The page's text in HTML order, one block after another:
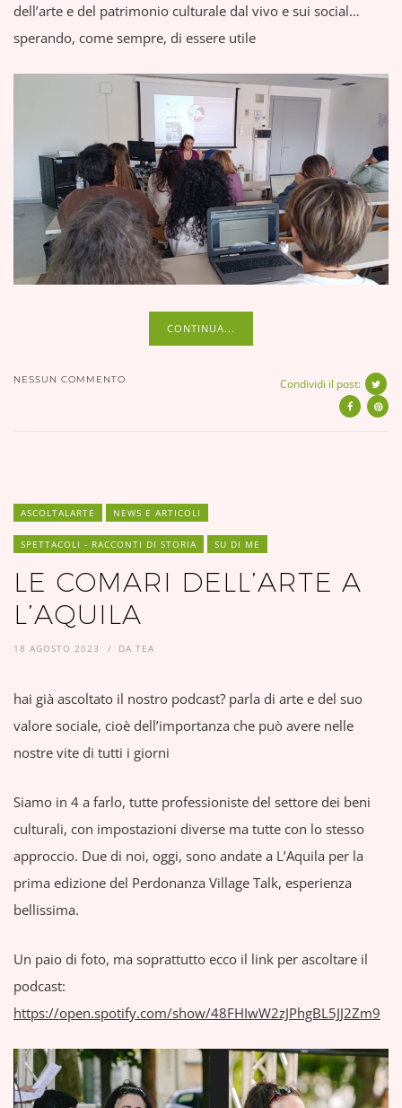
dell’arte e del patrimonio culturale dal vivo e sui social…
sperando, come sempre, di essere utile
CONTINUA...
NESSUN COMMENTO Condividi il post:
ASCOLTALARTE NEWS E ARTICOLI
SPETTACOLI - RACCONTI DI STORIA SU DI ME
LE COMARI DELL’ARTE A
L’AQUILA
18 AGOSTO 2023 DA TEA
hai già ascoltato il nostro podcast? parla di arte e del suo
valore sociale, cioè dell’importanza che può avere nelle
nostre vite di tutti i giorni
Siamo in 4 a farlo, tutte professioniste del settore dei beni
culturali, con impostazioni diverse ma tutte con lo stesso
approccio. Due di noi, oggi, sono andate a L’Aquila per la
prima edizione del Perdonanza Village Talk, esperienza
bellissima.
Un paio di foto, ma soprattutto ecco il link per ascoltare il
podcast:
https://open.spotify.com/show/48FHIwW2zJPhgBL5JJ2Zm9